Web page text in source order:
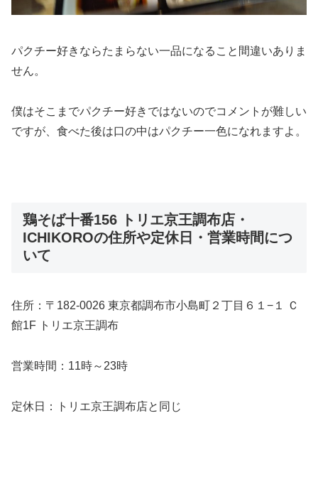
パクチー好きならたまらない一品になること間違いありま
せん。
僕はそこまでパクチー好きではないのでコメントが難しい
ですが、食べた後は口の中はパクチー一色になれますよ。
鶏そば十番156 トリエ京王調布店・
ICHIKOROの住所や定休日・営業時間につ
いて
住所：〒182-0026 東京都調布市小島町２丁目６１−１ Ｃ
館1F トリエ京王調布
営業時間：11時～23時
定休日：トリエ京王調布店と同じ